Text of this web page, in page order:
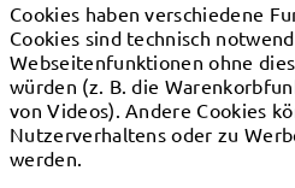
Cookies haben verschiedene
Cookies sind technisch
Webseitenfunktionen ohne
würden (z. B. die
von Videos). Andere Cookies
Nutzerverhaltens oder zu
werden.